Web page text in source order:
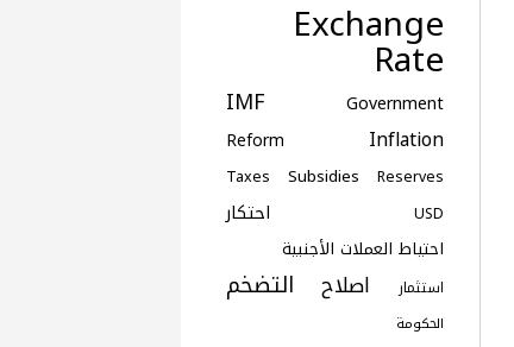
Exchange
Rate
Government
IMF
Inflation
Reform
Reserves
Subsidies
Taxes
USD احتكار
احتياط العملات الأجنبية
استثمار اصلاح التضخم
الحكومة